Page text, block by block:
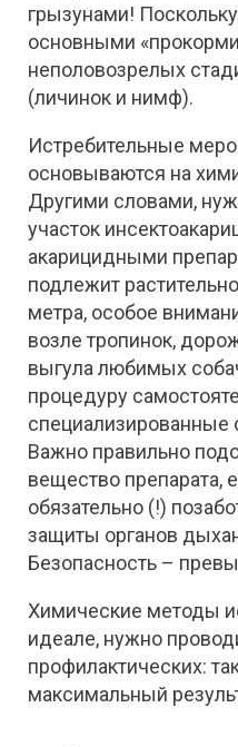
грызунами!
основными
неполовозрелых
(личинок и нимф).
Истребительные
основываются на
Другими словами,
участок
акарицидными
подлежит
метра, особое
возле тропинок,
выгула любимых
процедуру
Важно правильно
вещество препарата,
обязательно (!)
защиты органов
Безопасность –
Химические методы
идеале, нужно
профилактических:
максимальный